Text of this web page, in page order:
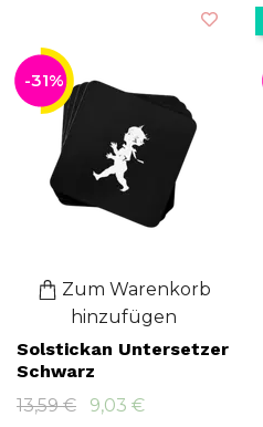
-31%
Zum Warenkorb
hinzufügen
Solstickan Untersetzer
Schwarz
13,59 €
9,03 €